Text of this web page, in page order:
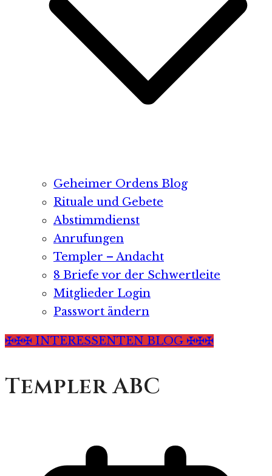
Geheimer Ordens Blog
Rituale und Gebete
Abstimmdienst
Anrufungen
Templer – Andacht
8 Briefe vor der Schwertleite
Mitglieder Login
Passwort ändern
✠✠✠ INTERESSENTEN BLOG ✠✠✠
Templer ABC